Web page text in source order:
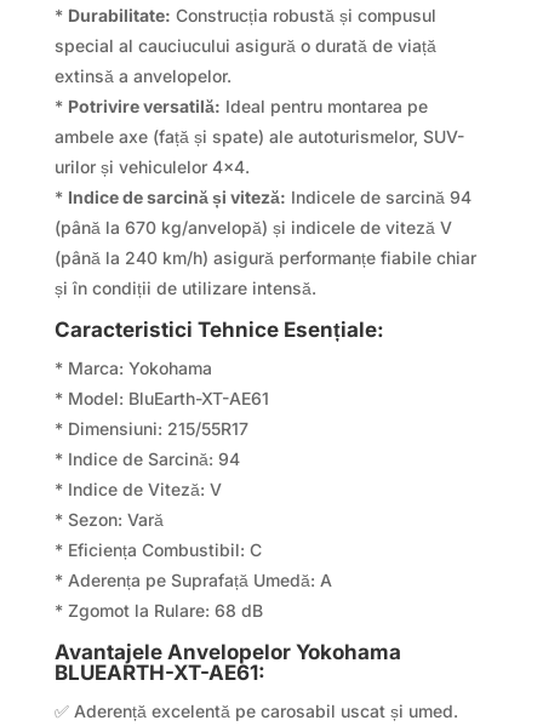
* Durabilitate: Construcția robustă și compusul
special al cauciucului asigură o durată de viață
extinsă a anvelopelor.
* Potrivire versatilă: Ideal pentru montarea pe
ambele axe (față și spate) ale autoturismelor, SUV-
urilor și vehiculelor 4×4.
* Indice de sarcină și viteză: Indicele de sarcină 94
(până la 670 kg/anvelopă) și indicele de viteză V
(până la 240 km/h) asigură performanțe fiabile chiar
și în condiții de utilizare intensă.
Caracteristici Tehnice Esențiale:
* Marca: Yokohama
* Model: BluEarth-XT-AE61
* Dimensiuni: 215/55R17
* Indice de Sarcină: 94
* Indice de Viteză: V
* Sezon: Vară
* Eficiența Combustibil: C
* Aderența pe Suprafață Umedă: A
* Zgomot la Rulare: 68 dB
Avantajele Anvelopelor Yokohama
BLUEARTH-XT-AE61:
✅ Aderență excelentă pe carosabil uscat și umed.